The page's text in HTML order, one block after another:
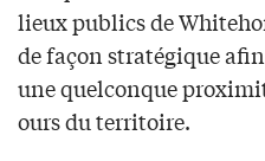
lieux publics de
de façon stratégique
une quelconque
ours du territoire.